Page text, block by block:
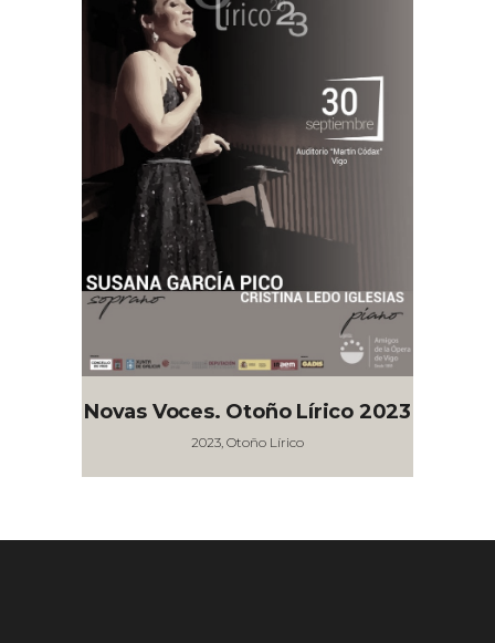
Novas Voces. Otoño Lírico 2023
2023, Otoño Lírico